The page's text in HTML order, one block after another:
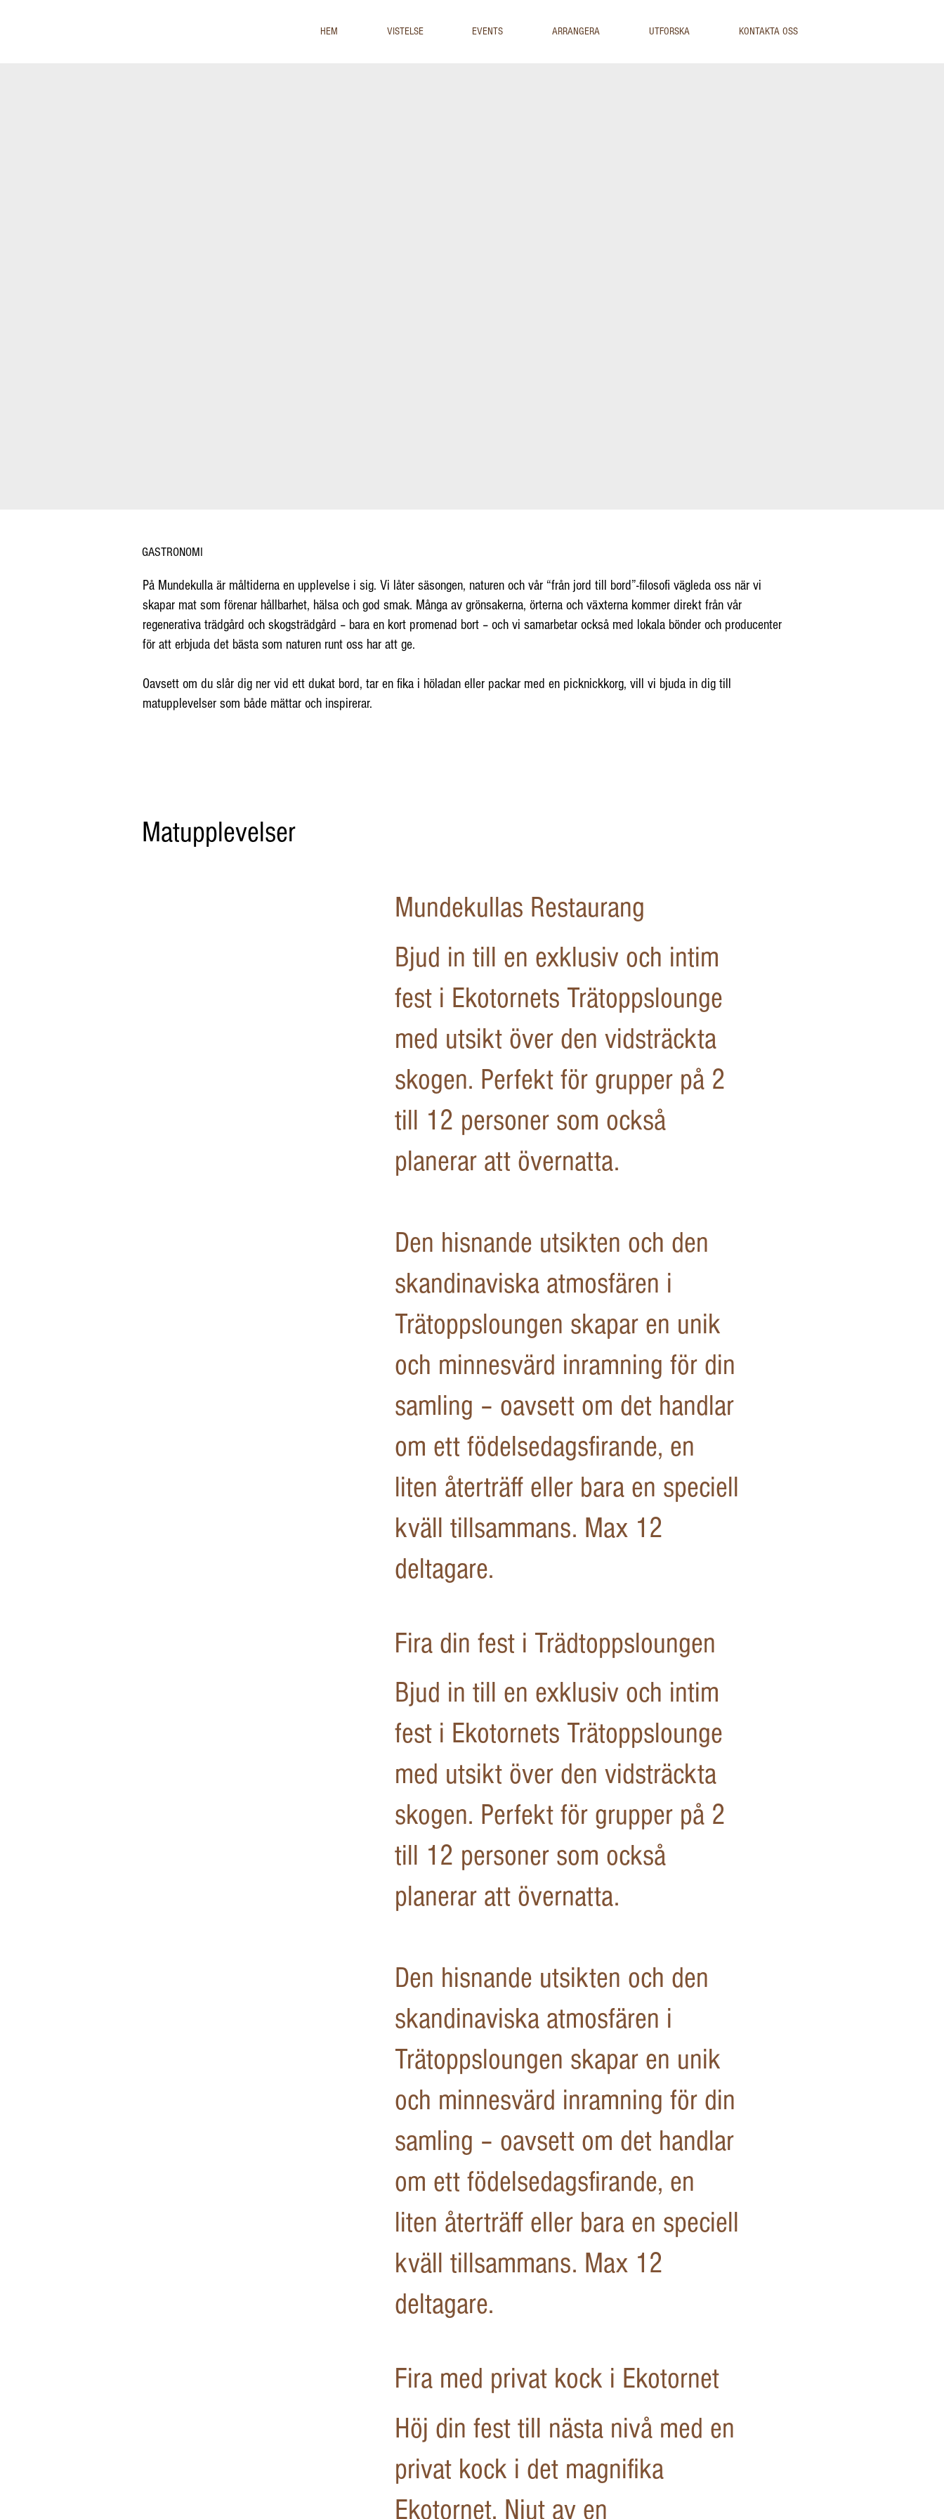
HEM VISTELSE EVENTS ARRANGERA UTFORSKA KONTAKTA OSS
GASTRONOMI
På Mundekulla är måltiderna en upplevelse i sig. Vi låter säsongen, naturen och vår “från jord till bord”-filosofi vägleda oss när vi
skapar mat som förenar hållbarhet, hälsa och god smak. Många av grönsakerna, örterna och växterna kommer direkt från vår
regenerativa trädgård och skogsträdgård – bara en kort promenad bort – och vi samarbetar också med lokala bönder och producenter
för att erbjuda det bästa som naturen runt oss har att ge.
Oavsett om du slår dig ner vid ett dukat bord, tar en fika i höladan eller packar med en picknickkorg, vill vi bjuda in dig till
matupplevelser som både mättar och inspirerar.
Matupplevelser
Mundekullas Restaurang
Bjud in till en exklusiv och intim
fest i Ekotornets Trätoppslounge
med utsikt över den vidsträckta
skogen. Perfekt för grupper på 2
till 12 personer som också
planerar att övernatta.
Den hisnande utsikten och den
skandinaviska atmosfären i
Trätoppsloungen skapar en unik
och minnesvärd inramning för din
samling – oavsett om det handlar
om ett födelsedagsfirande, en
liten återträff eller bara en speciell
kväll tillsammans. Max 12
deltagare.
Fira din fest i Trädtoppsloungen
Bjud in till en exklusiv och intim
fest i Ekotornets Trätoppslounge
med utsikt över den vidsträckta
skogen. Perfekt för grupper på 2
till 12 personer som också
planerar att övernatta.
Den hisnande utsikten och den
skandinaviska atmosfären i
Trätoppsloungen skapar en unik
och minnesvärd inramning för din
samling – oavsett om det handlar
om ett födelsedagsfirande, en
liten återträff eller bara en speciell
kväll tillsammans. Max 12
deltagare.
Fira med privat kock i Ekotornet
Höj din fest till nästa nivå med en
privat kock i det magnifika
Ekotornet. Njut av en